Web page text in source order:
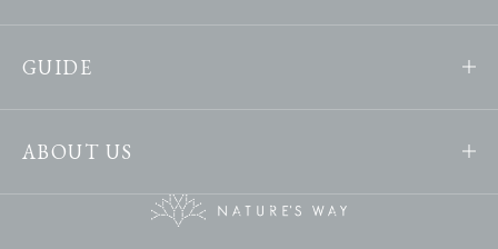
GUIDE
ABOUT US